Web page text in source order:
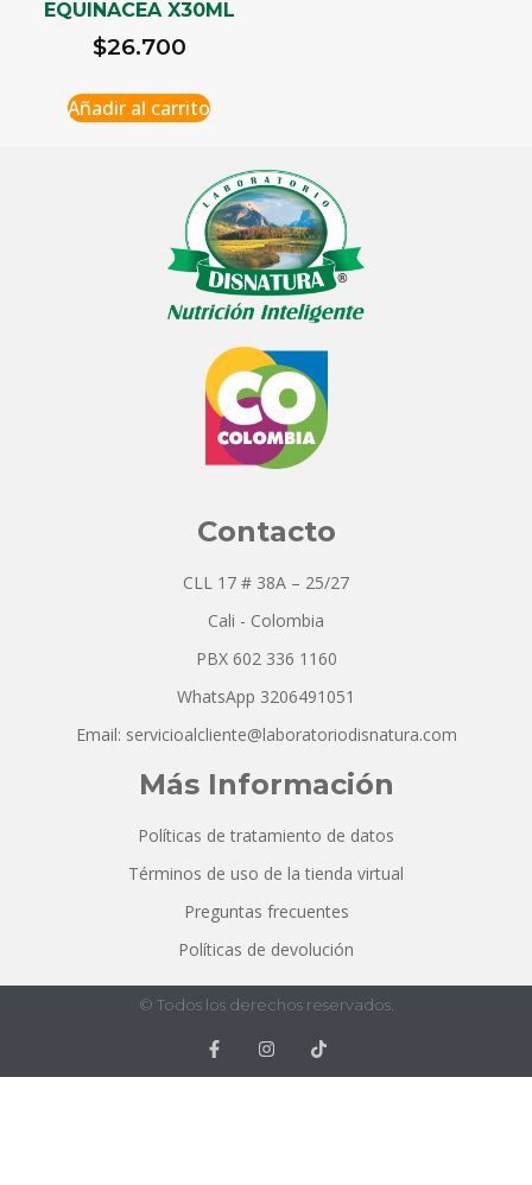
EQUINACEA X30ML
$26.700
Añadir al carrito
Contacto
CLL 17 # 38A – 25/27
Cali - Colombia
PBX 602 336 1160
WhatsApp 3206491051
Email: servicioalcliente@laboratoriodisnatura.com
Más Información
Políticas de tratamiento de datos
Términos de uso de la tienda virtual
Preguntas frecuentes
Políticas de devolución
© Todos los derechos reservados.